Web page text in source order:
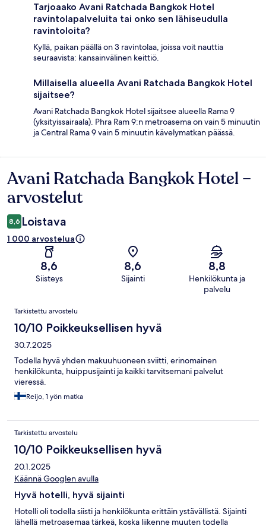
Tarjoaako Avani Ratchada Bangkok Hotel
ravintolapalveluita tai onko sen lähiseudulla
ravintoloita?
Kyllä, paikan päällä on 3 ravintolaa, joissa voit nauttia
seuraavista: kansainvälinen keittiö.
Millaisella alueella Avani Ratchada Bangkok Hotel
sijaitsee?
Avani Ratchada Bangkok Hotel sijaitsee alueella Rama 9
(yksityissairaala). Phra Ram 9:n metroasema on vain 5 minuutin
ja Central Rama 9 vain 5 minuutin kävelymatkan päässä.
Arvostelut
Avani Ratchada Bangkok Hotel –
arvostelut
8,6 Loistava
1 000 arvostelua
8,6
Siisteys
8,6
Sijainti
8,8
Henkilökunta ja
palvelu
Arvostelut
Tarkistettu arvostelu
10/10 Poikkeuksellisen hyvä
30.7.2025
Todella hyvä yhden makuuhuoneen sviitti, erinomainen
henkilökunta, huippusijainti ja kaikki tarvitsemani palvelut
vieressä.
Reijo, 1 yön matka
Tarkistettu arvostelu
10/10 Poikkeuksellisen hyvä
20.1.2025
Käännä Googlen avulla
Hyvä hotelli, hyvä sijainti
Hotelli oli todella siisti ja henkilökunta erittäin ystävällistä. Sijainti
lähellä metroasemaa tärkeä, koska liikenne muuten todella